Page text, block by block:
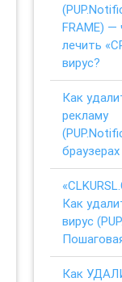
FRAME) —
лечить
вирус?
Как
рекламу
Как
вирус
Как